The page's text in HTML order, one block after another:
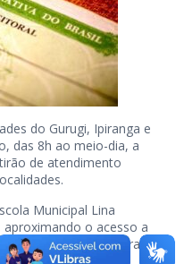
do Gurugi, Ipiranga e
das 8h ao meio-dia, a
de atendimento
Municipal Lina
aproximando o acesso a
pendências ou tirar